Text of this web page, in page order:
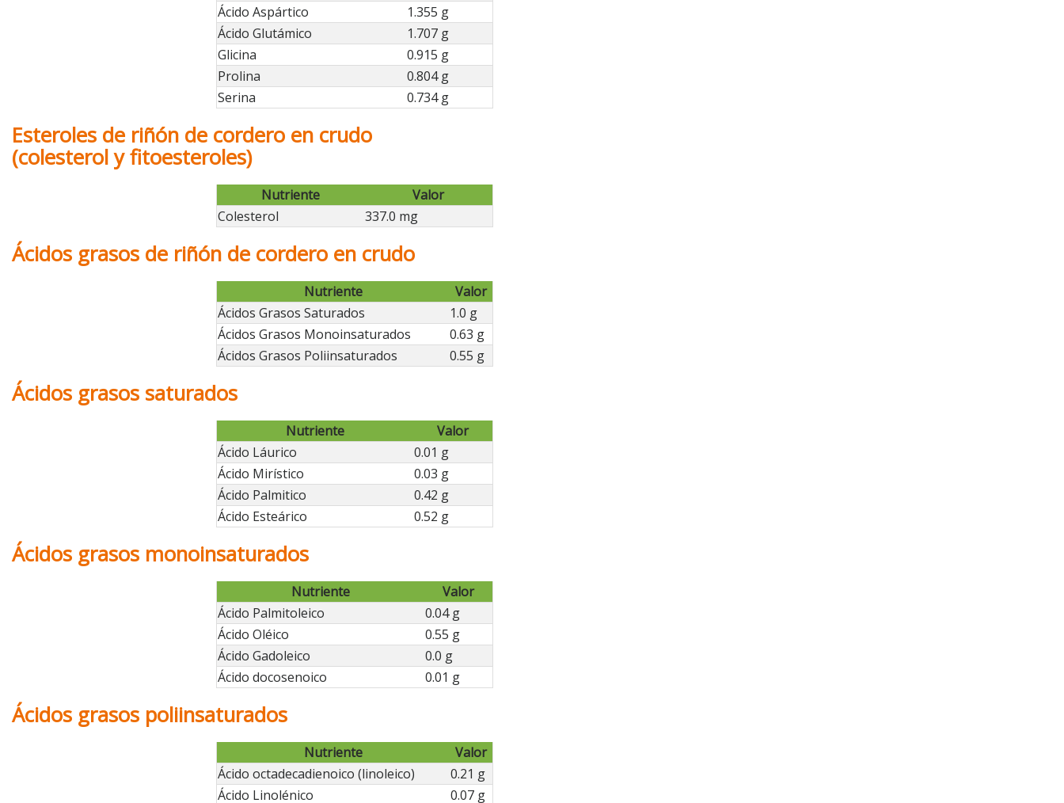
Ácido Aspártico
1.355 g
Ácido Glutámico
1.707 g
Glicina
0.915 g
Prolina
0.804 g
Serina
0.734 g
Esteroles de riñón de cordero en crudo
(colesterol y fitoesteroles)
Nutriente
Valor
Colesterol
337.0 mg
Ácidos grasos de riñón de cordero en crudo
Nutriente
Valor
Ácidos Grasos Saturados
1.0 g
Ácidos Grasos Monoinsaturados
0.63 g
Ácidos Grasos Poliinsaturados
0.55 g
Ácidos grasos saturados
Nutriente
Valor
Ácido Láurico
0.01 g
Ácido Mirístico
0.03 g
Ácido Palmitico
0.42 g
Ácido Esteárico
0.52 g
Ácidos grasos monoinsaturados
Nutriente
Valor
Ácido Palmitoleico
0.04 g
Ácido Oléico
0.55 g
Ácido Gadoleico
0.0 g
Ácido docosenoico
0.01 g
Ácidos grasos poliinsaturados
Nutriente
Valor
Ácido octadecadienoico (linoleico)
0.21 g
Ácido Linolénico
0.07 g